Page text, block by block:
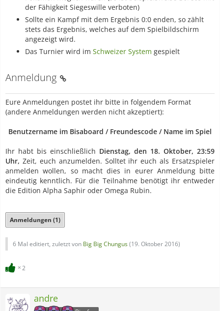
der Fähigkeit Siegeswille verboten)
Sollte ein Kampf mit dem Ergebnis 0:0 enden, so zählt
stets das Ergebnis, welches auf dem Spielbildschirm
angezeigt wird.
Das Turnier wird im Schweizer System gespielt
Anmeldung
Eure Anmeldungen postet ihr bitte in folgendem Format
(andere Anmeldungen werden nicht akzeptiert):
Benutzername im Bisaboard / Freundescode / Name im Spiel
Ihr habt bis einschließlich Dienstag, den 18. Oktober, 23:59
Uhr, Zeit, euch anzumelden. Solltet ihr euch als Ersatzspieler
anmelden wollen, so macht dies in eurer Anmeldung bitte
eindeutig kenntlich. Für die Teilnahme benötigt ihr entweder
die Edition Alpha Saphir oder Omega Rubin.
Anmeldungen (1)
6 Mal editiert, zuletzt von Big Big Chungus(19. Oktober 2016)
2
andre